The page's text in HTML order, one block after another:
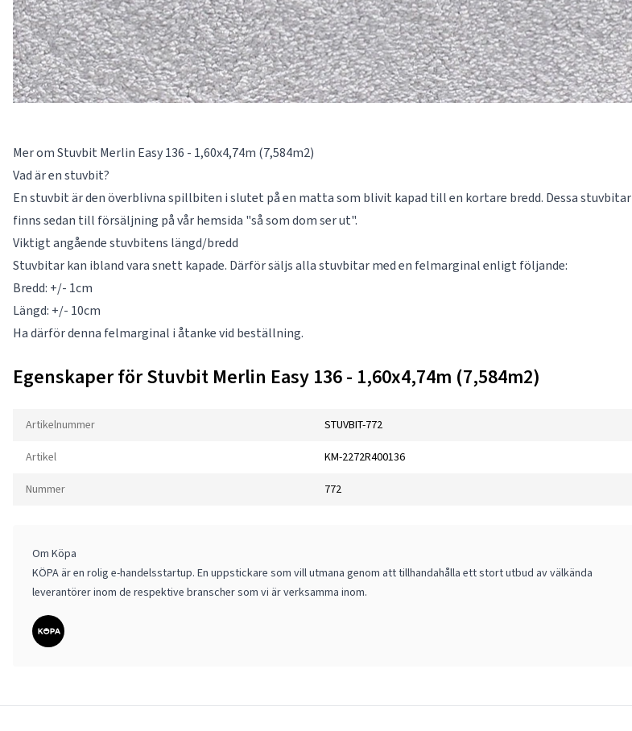
Mer om Stuvbit Merlin Easy 136 - 1,60x4,74m (7,584m2)
Vad är en stuvbit?
En stuvbit är den överblivna spillbiten i slutet på en matta som blivit kapad till en kortare bredd. Dessa stuvbitar
finns sedan till försäljning på vår hemsida "så som dom ser ut".
Viktigt angående stuvbitens längd/bredd
Stuvbitar kan ibland vara snett kapade. Därför säljs alla stuvbitar med en felmarginal enligt följande:
Bredd: +/- 1cm
Längd: +/- 10cm
Ha därför denna felmarginal i åtanke vid beställning.
Egenskaper för Stuvbit Merlin Easy 136 - 1,60x4,74m (7,584m2)
Artikelnummer STUVBIT-772
Artikel KM-2272R400136
Nummer 772
Om Köpa
KÖPA är en rolig e-handelsstartup. En uppstickare som vill utmana genom att tillhandahålla ett stort utbud av välkända
leverantörer inom de respektive branscher som vi är verksamma inom.